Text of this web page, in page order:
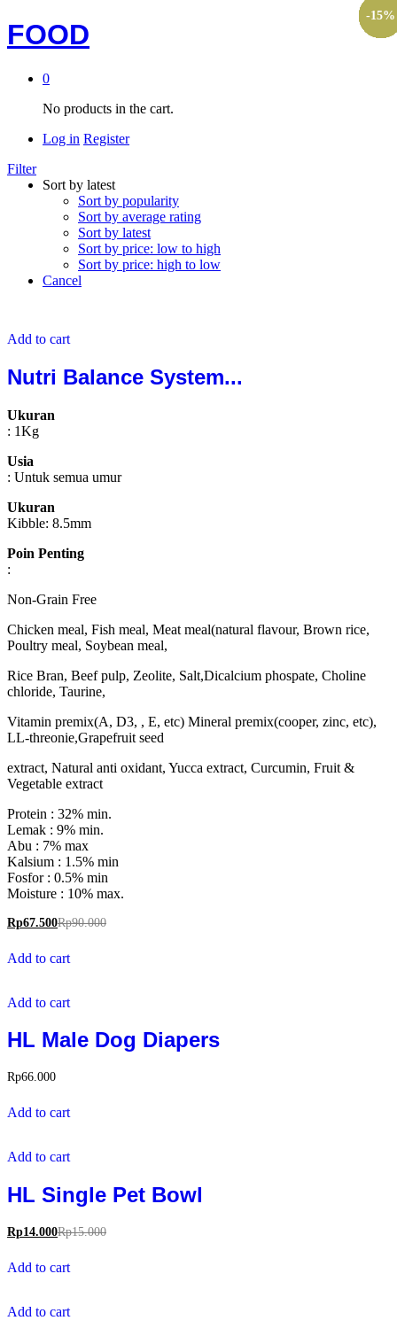
FOOD
0
No products in the cart.
Log in Register
Filter
Sort by latest
Sort by popularity
Sort by average rating
Sort by latest
Sort by price: low to high
Sort by price: high to low
Cancel
-25%
Add to cart
Nutri Balance System...
Ukuran
: 1Kg
Usia
: Untuk semua umur
Ukuran
Kibble: 8.5mm
Poin Penting
:
Non-Grain Free
Chicken meal, Fish meal, Meat meal(natural flavour, Brown rice,
Poultry meal, Soybean meal,
Rice Bran, Beef pulp, Zeolite, Salt,Dicalcium phospate, Choline
chloride, Taurine,
Vitamin premix(A, D3, , E, etc) Mineral premix(cooper, zinc, etc),
LL-threonie,Grapefruit seed
extract, Natural anti oxidant, Yucca extract, Curcumin, Fruit &
Vegetable extract
Protein : 32% min.
Lemak : 9% min.
Abu : 7% max
Kalsium : 1.5% min
Fosfor : 0.5% min
Moisture : 10% max.
Rp67.500Rp90.000
Add to cart
Add to cart
HL Male Dog Diapers
Rp66.000
Add to cart
-7%
Add to cart
HL Single Pet Bowl
Rp14.000Rp15.000
Add to cart
-7%
Add to cart
-10%
-7%
-17%
-14%
-15%
-15%
-15%
-15%
-15%
-15%
-15%
-15%
-15%
-15%
-15%